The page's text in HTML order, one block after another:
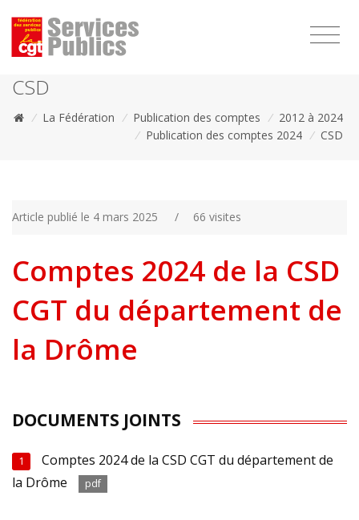
CSD
/ La Fédération / Publication des comptes / 2012 à 2024
/ Publication des comptes 2024 / CSD
Article publié le 4 mars 2025 / 66 visites
Comptes 2024 de la CSD
CGT du département de
la Drôme
DOCUMENTS JOINTS
1
Comptes 2024 de la CSD CGT du département de
la Drôme
pdf